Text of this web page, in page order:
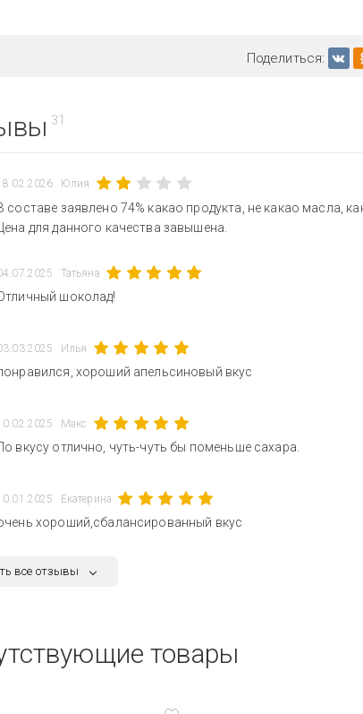
Поделиться:
31
Юлия
составе заявлено 74% какао продукта, не какао масла,
для данного качества завышена.
Татьяна
шоколад!
Илья
хороший апельсиновый вкус
Макс
вкусу отлично, чуть-чуть бы поменьше сахара.
Екатерина
хороший,сбалансированный вкус
все отзывы
товары